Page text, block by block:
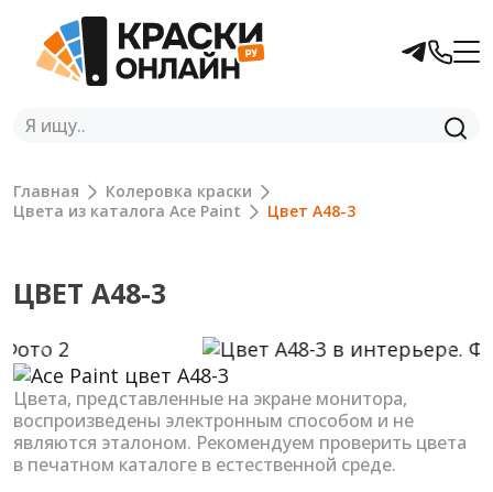
Главная
Колеровка краски
Цвета из каталога Ace Paint
Цвет A48-3
ЦВЕТ A48-3
Previous Next
Цвета, представленные на экране монитора,
воспроизведены электронным способом и не
являются эталоном. Рекомендуем проверить цвета
в печатном каталоге в естественной среде.